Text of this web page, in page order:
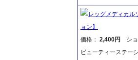
レッグメディカ
ョン】
価格： 2,400円
ショ
ビューティーステー